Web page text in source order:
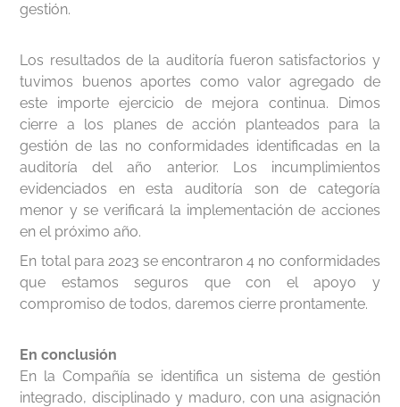
gestión.
Los resultados de la auditoría fueron satisfactorios y
tuvimos buenos aportes como valor agregado de
este importe ejercicio de mejora continua. Dimos
cierre a los planes de acción planteados para la
gestión de las no conformidades identificadas en la
auditoría del año anterior. Los incumplimientos
evidenciados en esta auditoría son de categoría
menor y se verificará la implementación de acciones
en el próximo año.
En total para 2023 se encontraron 4 no conformidades
que estamos seguros que con el apoyo y
compromiso de todos, daremos cierre prontamente.
En conclusión
En la Compañía se identifica un sistema de gestión
integrado, disciplinado y maduro, con una asignación